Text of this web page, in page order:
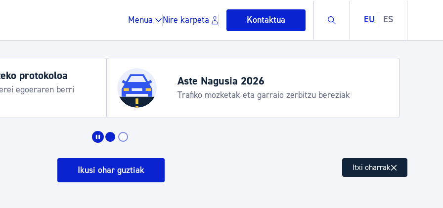
Menua Nire karpeta Kontaktua Buscar EU ES
Gune publikoa, hondakinak eta ingurumena
protokoloa
egoeraren berri
Aste Nagusia 2026
Trafiko mozketak eta garraio zerbitzu bereziak
Ikusi ohar guztiak Itxi oharrak